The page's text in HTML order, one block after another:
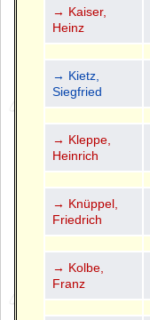
→ Kaiser,
Heinz
→ Kietz,
Siegfried
→ Kleppe,
Heinrich
→ Knüppel,
Friedrich
→ Kolbe,
Franz